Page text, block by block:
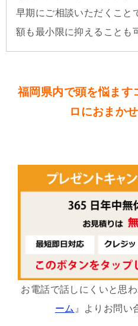
早期にご相談いただくこと
額も最小限に抑えることも
福岡県内で頭を悩ます
ロにおまか
お電話で話しにくいと思
ーム 』よりお問い